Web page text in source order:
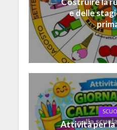
e delle
Attività per la